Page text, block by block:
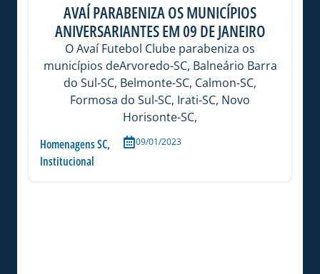
AVAÍ PARABENIZA OS MUNICÍPIOS
ANIVERSARIANTES EM 09 DE JANEIRO
O Avaí Futebol Clube parabeniza os
municípios deArvoredo-SC, Balneário Barra
do Sul-SC, Belmonte-SC, Calmon-SC,
Formosa do Sul-SC, Irati-SC, Novo
Horisonte-SC,
Homenagens SC,
Institucional
09/01/2023